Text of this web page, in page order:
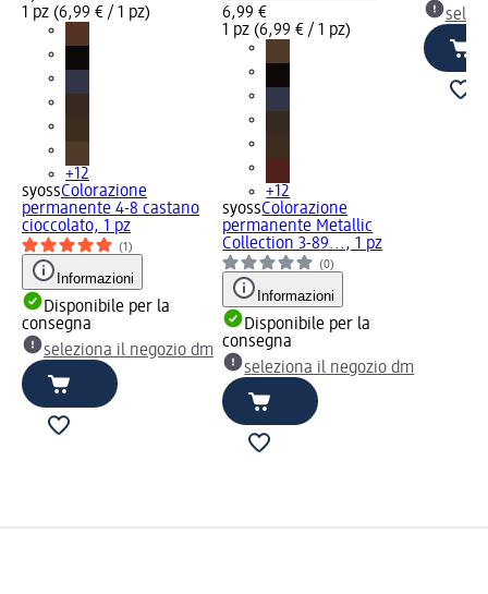
1 pz (6,99 € / 1 pz)
+12
syossColorazione
permanente 4-8 castano
cioccolato, 1 pz
(1)
Informazioni
Disponibile per la
consegna
seleziona il negozio dm
6,99 €
1 pz (6,99 € / 1 pz)
+12
syossColorazione
permanente Metallic
Collection 3-89..., 1 pz
(0)
Informazioni
Disponibile per la
consegna
seleziona il negozio dm